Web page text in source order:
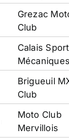
Grezac
Club
Calais
Mécaniques
Brigueuil
Club
Moto Club
Mervillois